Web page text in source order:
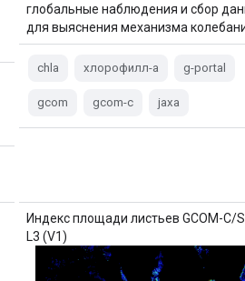
глобальные наблюдения и сбор
для выяснения механизма
chla хлорофилл-a g-portal
gcom gcom-c jaxa
Индекс площади листьев GCOM-C/
L3 (V1)